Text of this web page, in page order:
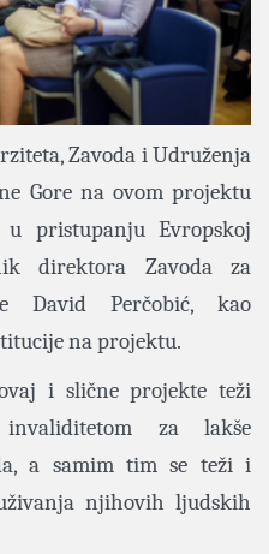
Zavoda i Udruženja
Gore na ovom projektu
pristupanju Evropskoj
direktora Zavoda za
David Perčobić, kao
na projektu.
i slične projekte teži
za lakše
a samim tim se teži i
njihovih ljudskih